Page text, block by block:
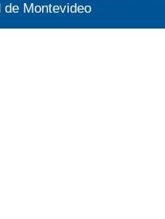
Montevideo